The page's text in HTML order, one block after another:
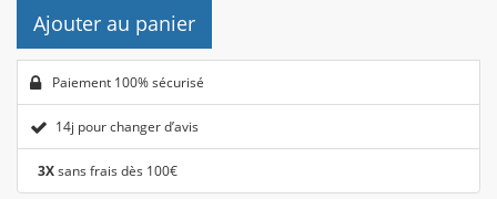
Ajouter au panier
Paiement 100% sécurisé
14j pour changer d’avis
3Xsans frais dès 100€